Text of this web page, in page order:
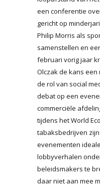
een conferentie
gericht op
Philip Morris als
samenstellen en
februari vorig jaar
Olczak de kans
de rol van social
debat op een
commerciële
tijdens het World
tabaksbedrijven
evenementen
lobbyverhalen
beleidsmakers te
daar niet aan mee